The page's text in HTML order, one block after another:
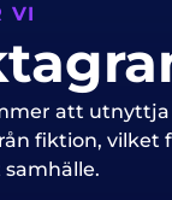
VI
att
fiktion, vilket